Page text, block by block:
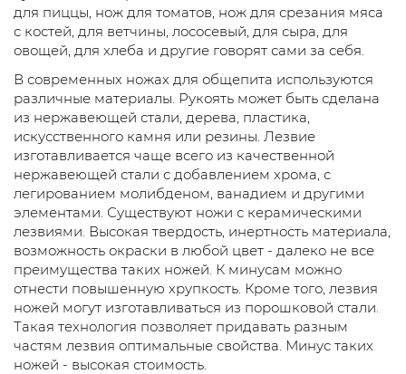
для пиццы, нож для томатов, нож для срезания мяса
с костей, для ветчины, лососевый, для сыра, для
овощей, для хлеба и другие говорят сами за себя.
В современных ножах для общепита используются
различные материалы. Рукоять может быть сделана
из нержавеющей стали, дерева, пластика,
искусственного камня или резины. Лезвие
изготавливается чаще всего из качественной
нержавеющей стали с добавлением хрома, с
легированием молибденом, ванадием и другими
элементами. Существуют ножи с керамическими
лезвиями. Высокая твердость, инертность материала,
возможность окраски в любой цвет - далеко не все
преимущества таких ножей. К минусам можно
отнести повышенную хрупкость. Кроме того, лезвия
ножей могут изготавливаться из порошковой стали.
Такая технология позволяет придавать разным
частям лезвия оптимальные свойства. Минус таких
ножей - высокая стоимость.